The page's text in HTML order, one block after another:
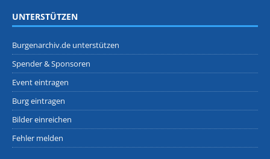
UNTERSTÜTZEN
Burgenarchiv.de unterstützen
Spender & Sponsoren
Event eintragen
Burg eintragen
Bilder einreichen
Fehler melden